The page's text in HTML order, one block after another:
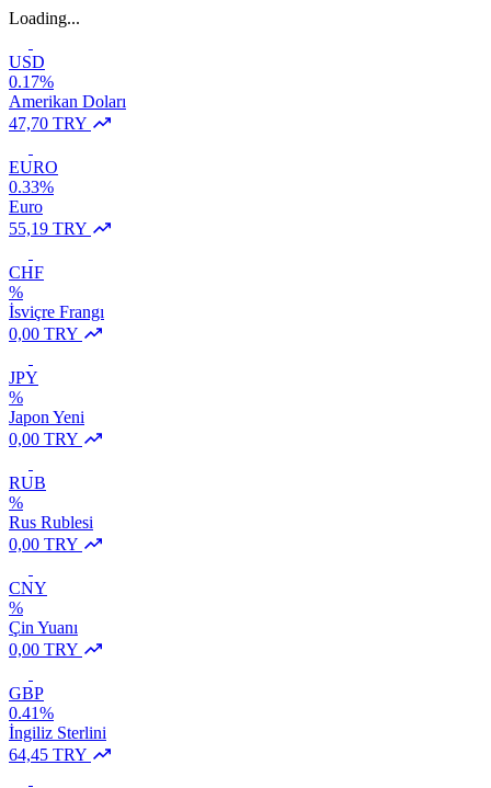
Loading...
USD
0.17%
Amerikan Doları
47,70 TRY
EURO
0.33%
Euro
55,19 TRY
CHF
%
İsviçre Frangı
0,00 TRY
JPY
%
Japon Yeni
0,00 TRY
RUB
%
Rus Rublesi
0,00 TRY
CNY
%
Çin Yuanı
0,00 TRY
GBP
0.41%
İngiliz Sterlini
64,45 TRY